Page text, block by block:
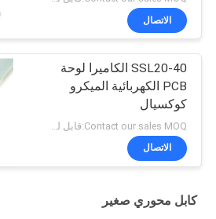
الاتصال
SSL20-40 الكاميرا لوحة
PCB الكهربائية الميكرو
كوكسيال
الاتصال
كابل محوري صغير